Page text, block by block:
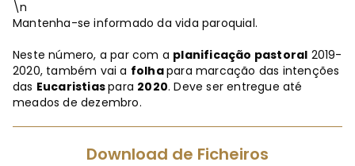
\n
Mantenha-se informado da vida paroquial.
Neste número, a par com a planificação pastoral 2019-
2020, também vai a folhapara marcação das intenções
das Eucaristiaspara 2020. Deve ser entregue até
meados de dezembro.
Download de Ficheiros